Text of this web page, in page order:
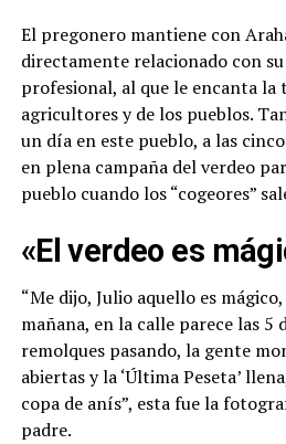
El pregonero mantiene con
directamente relacionado con
profesional, al que le encanta la
agricultores y de los pueblos.
un día en este pueblo, a las
en plena campaña del verdeo
pueblo cuando los “cogeores”
«El verdeo es
“Me dijo, Julio aquello es
mañana, en la calle parece las 5
remolques pasando, la gente
abiertas y la ‘Última Peseta’
copa de anís”, esta fue la
padre.